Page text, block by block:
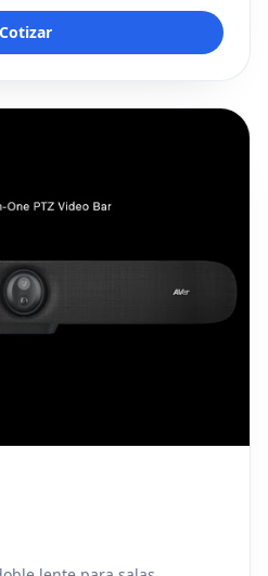
Cotizar